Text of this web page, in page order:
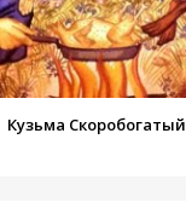
Кузьма Скоробогатый